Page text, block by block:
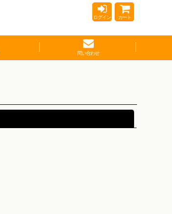
ログイン カート
問い合わせ